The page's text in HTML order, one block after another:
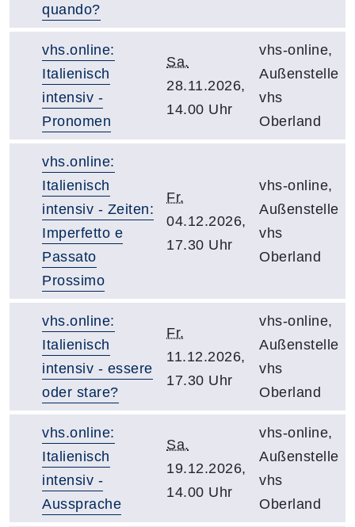
quando?
vhs.online:
Italienisch
intensiv -
Pronomen
Sa.
28.11.2026,
14.00 Uhr
vhs-online,
Außenstelle
vhs
Oberland
vhs.online:
Italienisch
intensiv - Zeiten:
Imperfetto e
Passato
Prossimo
Fr.
04.12.2026,
17.30 Uhr
vhs-online,
Außenstelle
vhs
Oberland
vhs.online:
Italienisch
intensiv - essere
oder stare?
Fr.
11.12.2026,
17.30 Uhr
vhs-online,
Außenstelle
vhs
Oberland
vhs.online:
Italienisch
intensiv -
Aussprache
Sa.
19.12.2026,
14.00 Uhr
vhs-online,
Außenstelle
vhs
Oberland